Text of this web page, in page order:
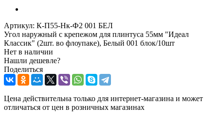
Артикул: К-П55-Нк-Ф2 001 БЕЛ
Угол наружный с крепежом для плинтуса 55мм "Идеал
Классик" (2шт. во флоупаке), Белый 001 блок/10шт
Нет в наличии
Нашли дешевле?
Поделиться
Цена действительна только для интернет-магазина и может
отличаться от цен в розничных магазинах